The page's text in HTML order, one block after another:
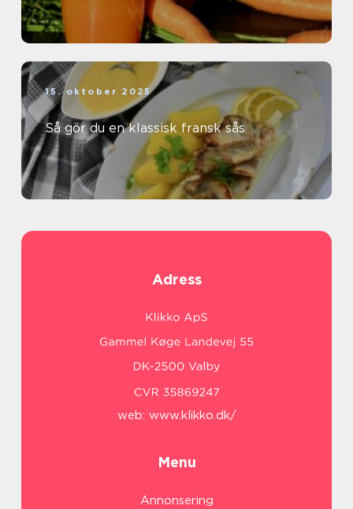
15. oktober 2025
Så gör du en klassisk fransk sås
Adress
web: www.klikko.dk/
Menu
Annonsering